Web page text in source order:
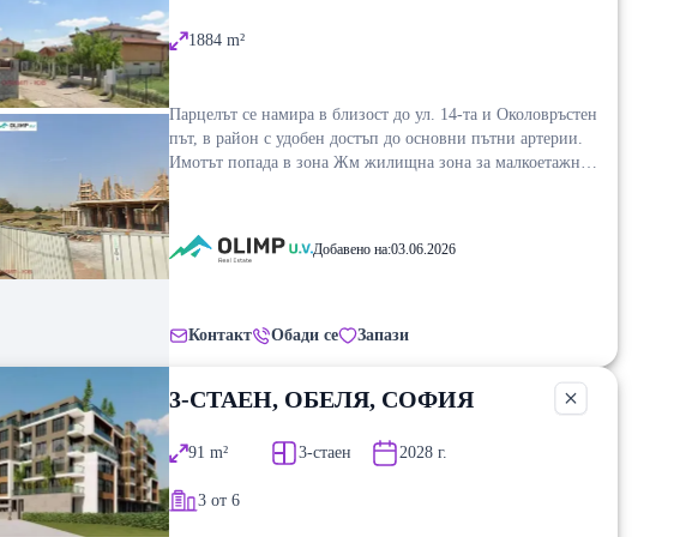
1884 m²
Парцелът се намира в близост до ул. 14-та и Околовръстен
път, в район с удобен достъп до основни пътни артерии.
Имотът попада в зона Жм жилищна зона за малкоетажно
застрояване, с показатели: плътност 40%, КИНТ 1.3 и кота
корниз 10 метра. Ток, вода и канализация са налични на
метри от парцела, а асфалтов достъп има на около 100
метра. Теренът е подходящ за инвестиция и изграждане на
една или две еднофамилни къщи. За допълнителна
88 16 65, z_cvetkov@olimp-uv.com
Добавено на:03.06.2026
Контакт Обади се Запази
3-СТАЕН, ОБЕЛЯ, СОФИЯ
91 m² 3-стаен 2028 г.
3 от 6